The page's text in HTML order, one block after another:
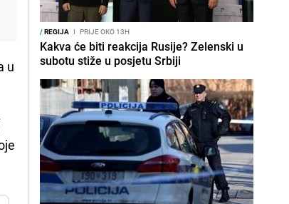
u
/REGIJA I PRIJE OKO 13H
Kakva će biti reakcija Rusije? Zelenski u
subotu stiže u posjetu Srbiji